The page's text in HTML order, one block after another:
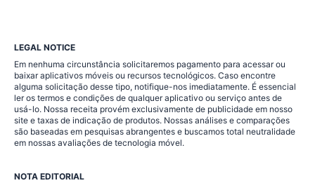
LEGAL NOTICE
Em nenhuma circunstância solicitaremos pagamento para acessar ou
baixar aplicativos móveis ou recursos tecnológicos. Caso encontre
alguma solicitação desse tipo, notifique-nos imediatamente. É essencial
ler os termos e condições de qualquer aplicativo ou serviço antes de
usá-lo. Nossa receita provém exclusivamente de publicidade em nosso
site e taxas de indicação de produtos. Nossas análises e comparações
são baseadas em pesquisas abrangentes e buscamos total neutralidade
em nossas avaliações de tecnologia móvel.
NOTA EDITORIAL